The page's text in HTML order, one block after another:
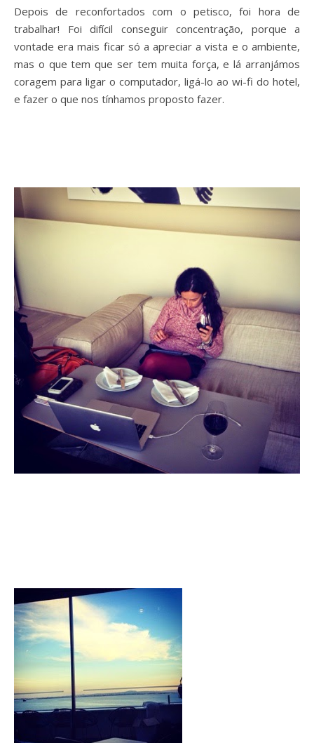
Depois de reconfortados com o petisco, foi hora de
trabalhar! Foi difícil conseguir concentração, porque a
vontade era mais ficar só a apreciar a vista e o ambiente,
mas o que tem que ser tem muita força, e lá arranjámos
coragem para ligar o computador, ligá-lo ao wi-fi do hotel,
e fazer o que nos tínhamos proposto fazer.